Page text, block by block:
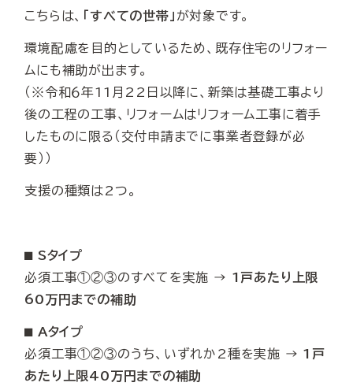
こちらは、 「すべての世帯」 が対象です。
環境配慮を目的としているため、既存住宅のリフォー
ムにも補助が出ます。
（※令和６年11月22日以降に、新築は基礎工事より
後の工程の工事、リフォームはリフォーム工事に着手
したものに限る（交付申請までに事業者登録が必
要））
支援の種類は2つ。
⬛︎ Sタイプ
必須工事①②③のすべてを実施 → 1戸あたり上限
60万円 までの補助
⬛︎ Aタイプ
必須工事①②③のうち、いずれか2種を実施 → 1戸
あたり上限40万円までの補助